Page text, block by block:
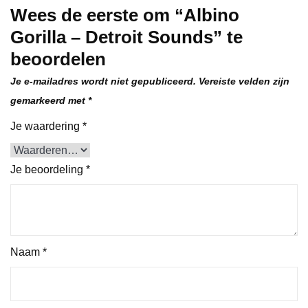
Wees de eerste om “Albino
Gorilla – Detroit Sounds” te
beoordelen
Je e-mailadres wordt niet gepubliceerd. Vereiste velden zijn
gemarkeerd met *
Je waardering *
Je beoordeling *
Naam *